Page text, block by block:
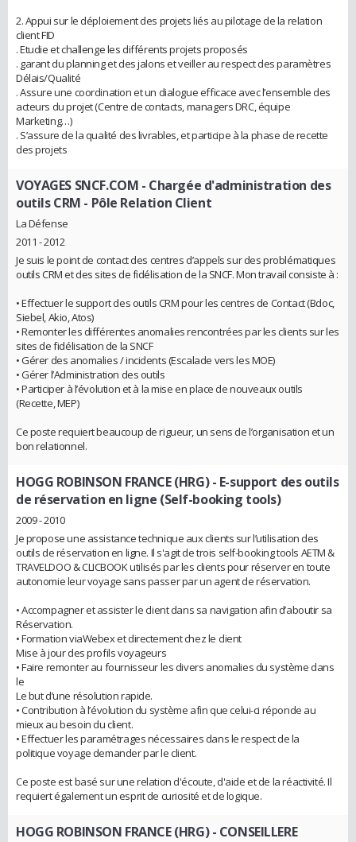
2. Appui sur le déploiement des projets liés au pilotage de la relation
client FID
. Etudie et challenge les différents projets proposés
. garant du planning et des jalons et veiller au respect des paramètres
Délais/Qualité
. Assure une coordination et un dialogue efficace avec l’ensemble des
acteurs du projet (Centre de contacts, managers DRC, équipe
Marketing…)
. S’assure de la qualité des livrables, et participe à la phase de recette
des projets
VOYAGES SNCF.COM - Chargée d'administration des
outils CRM - Pôle Relation Client
La Défense
2011 - 2012
Je suis le point de contact des centres d’appels sur des problématiques
outils CRM et des sites de fidélisation de la SNCF. Mon travail consiste à :
• Effectuer le support des outils CRM pour les centres de Contact (Bdoc,
Siebel, Akio, Atos)
• Remonter les différentes anomalies rencontrées par les clients sur les
sites de fidélisation de la SNCF
• Gérer des anomalies / incidents (Escalade vers les MOE)
• Gérer l’Administration des outils
• Participer à l’évolution et à la mise en place de nouveaux outils
(Recette, MEP)
Ce poste requiert beaucoup de rigueur, un sens de l’organisation et un
bon relationnel.
HOGG ROBINSON FRANCE (HRG)- E-support des outils
de réservation en ligne (Self-booking tools)
2009 - 2010
Je propose une assistance technique aux clients sur l’utilisation des
outils de réservation en ligne. Il s'agit de trois self-booking tools AETM &
TRAVELDOO & CLICBOOK utilisés par les clients pour réserver en toute
autonomie leur voyage sans passer par un agent de réservation.
• Accompagner et assister le client dans sa navigation afin d’aboutir sa
Réservation.
• Formation viaWebex et directement chez le client
Mise à jour des profils voyageurs
• Faire remonter au fournisseur les divers anomalies du système dans
le
Le but d’une résolution rapide.
• Contribution à l’évolution du système afin que celui-ci réponde au
mieux au besoin du client.
• Effectuer les paramétrages nécessaires dans le respect de la
politique voyage demander par le client.
Ce poste est basé sur une relation d'écoute, d'aide et de la réactivité. Il
requiert également un esprit de curiosité et de logique.
HOGG ROBINSON FRANCE (HRG)- CONSEILLERE